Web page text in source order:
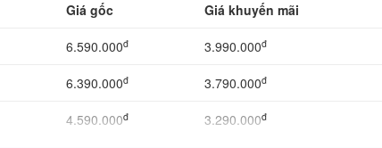
Giá gốc Giá khuyến mãi
6.590.000đ 3.990.000đ
6.390.000đ 3.790.000đ
4.590.000đ 3.290.000đ